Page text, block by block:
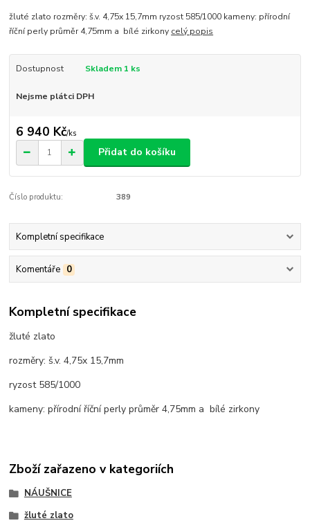
žluté zlato rozměry: š.v. 4,75x 15,7mm ryzost 585/1000 kameny: přírodní
říční perly průměr 4,75mm a bílé zirkony celý popis
Dostupnost Skladem 1 ks
Nejsme plátci DPH
6 940 Kč/ks
Přidat do košíku
Číslo produktu: 389
Kompletní specifikace
Komentáře 0
Kompletní specifikace
žluté zlato
rozměry: š.v. 4,75x 15,7mm
ryzost 585/1000
kameny: přírodní říční perly průměr 4,75mm a bílé zirkony
Zboží zařazeno v kategoriích
NÁUŠNICE
žluté zlato